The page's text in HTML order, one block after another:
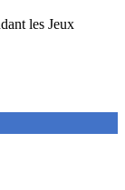
les Jeux